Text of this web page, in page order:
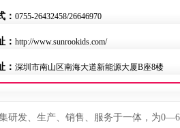
： 0755-26432458/26646970
： http://www.sunrookids.com/
： 深圳市南山区南海大道新能源大厦B座8楼
研发、生产、销售、服务于一体，为